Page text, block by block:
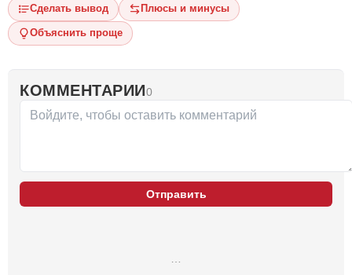
Сделать вывод Плюсы и минусы
Объяснить проще
КОММЕНТАРИИ0
Отправить